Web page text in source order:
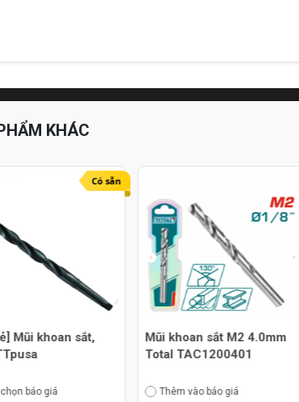
KHÁC
Có sẵn
Mũi khoan sắt,
báo giá
Mũi khoan sắt M2 4.0mm
Total TAC1200401
Thêm vào báo giá